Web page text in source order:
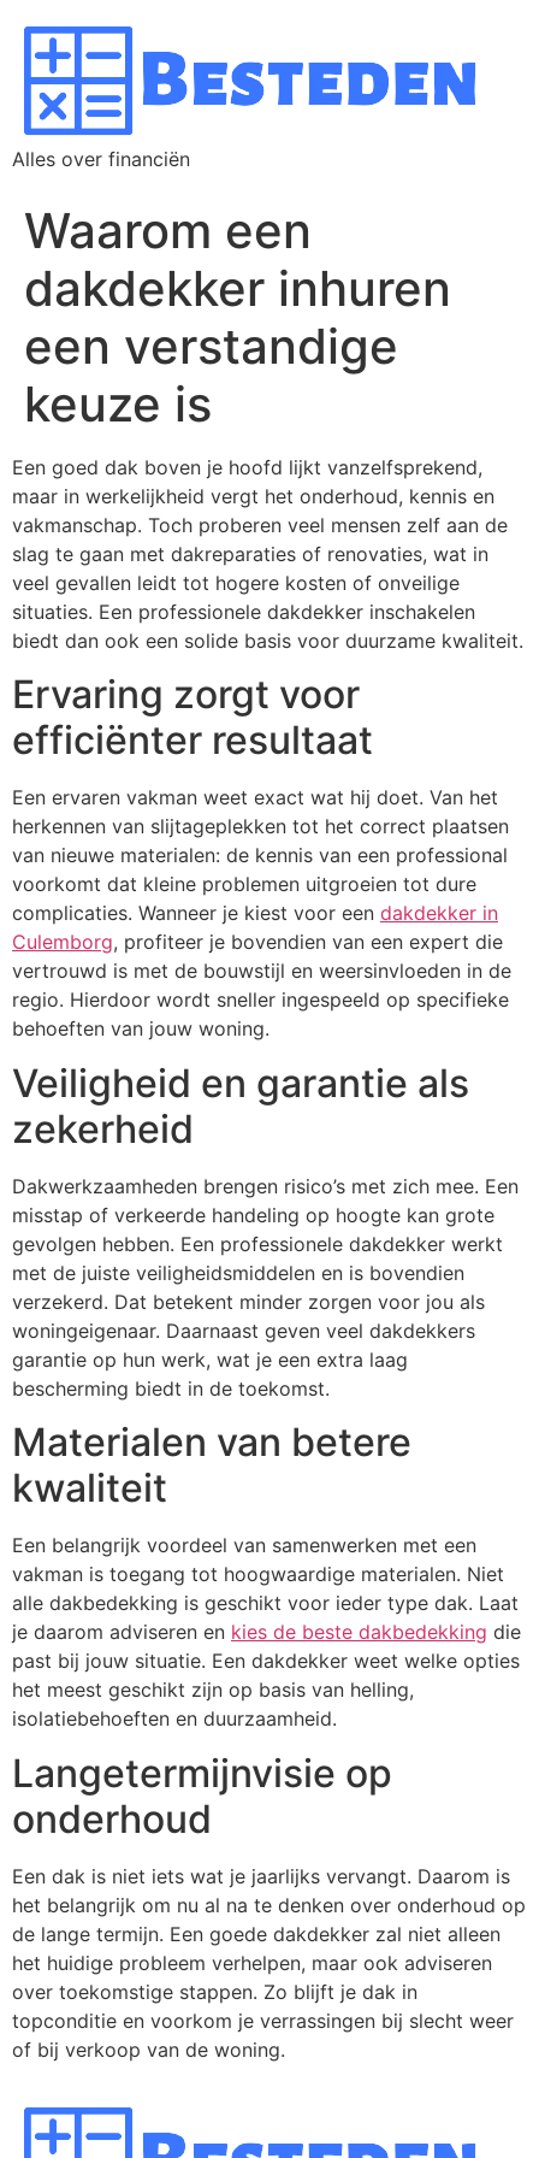
Alles over financiën
Waarom een
dakdekker inhuren
een verstandige
keuze is
Een goed dak boven je hoofd lijkt vanzelfsprekend,
maar in werkelijkheid vergt het onderhoud, kennis en
vakmanschap. Toch proberen veel mensen zelf aan de
slag te gaan met dakreparaties of renovaties, wat in
veel gevallen leidt tot hogere kosten of onveilige
situaties. Een professionele dakdekker inschakelen
biedt dan ook een solide basis voor duurzame kwaliteit.
Ervaring zorgt voor
efficiënter resultaat
Een ervaren vakman weet exact wat hij doet. Van het
herkennen van slijtageplekken tot het correct plaatsen
van nieuwe materialen: de kennis van een professional
voorkomt dat kleine problemen uitgroeien tot dure
complicaties. Wanneer je kiest voor een dakdekker in
Culemborg, profiteer je bovendien van een expert die
vertrouwd is met de bouwstijl en weersinvloeden in de
regio. Hierdoor wordt sneller ingespeeld op specifieke
behoeften van jouw woning.
Veiligheid en garantie als
zekerheid
Dakwerkzaamheden brengen risico’s met zich mee. Een
misstap of verkeerde handeling op hoogte kan grote
gevolgen hebben. Een professionele dakdekker werkt
met de juiste veiligheidsmiddelen en is bovendien
verzekerd. Dat betekent minder zorgen voor jou als
woningeigenaar. Daarnaast geven veel dakdekkers
garantie op hun werk, wat je een extra laag
bescherming biedt in de toekomst.
Materialen van betere
kwaliteit
Een belangrijk voordeel van samenwerken met een
vakman is toegang tot hoogwaardige materialen. Niet
alle dakbedekking is geschikt voor ieder type dak. Laat
je daarom adviseren en kies de beste dakbedekking die
past bij jouw situatie. Een dakdekker weet welke opties
het meest geschikt zijn op basis van helling,
isolatiebehoeften en duurzaamheid.
Langetermijnvisie op
onderhoud
Een dak is niet iets wat je jaarlijks vervangt. Daarom is
het belangrijk om nu al na te denken over onderhoud op
de lange termijn. Een goede dakdekker zal niet alleen
het huidige probleem verhelpen, maar ook adviseren
over toekomstige stappen. Zo blijft je dak in
topconditie en voorkom je verrassingen bij slecht weer
of bij verkoop van de woning.